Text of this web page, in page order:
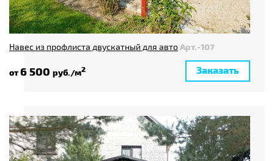
Навес из профлиста двускатный для автоАрт.-107
от6 500 руб./м2 Заказать